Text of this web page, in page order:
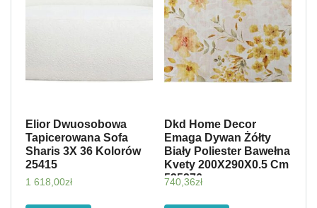
Elior Dwuosobowa
Tapicerowana Sofa
Sharis 3X 36 Kolorów
25415
1 618,00zł
Dkd Home Decor
Emaga Dywan Żółty
Biały Poliester Bawełna
Kvety 200X290X0.5 Cm
535276
740,36zł